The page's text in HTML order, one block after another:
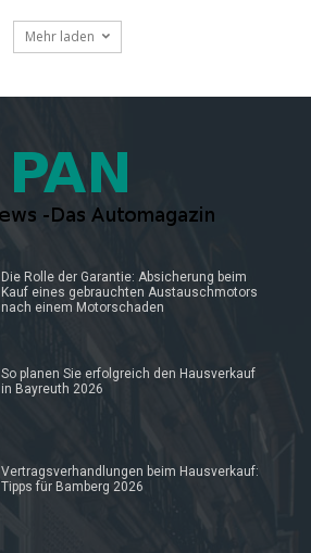
Mehr laden
Die Rolle der Garantie: Absicherung beim
Kauf eines gebrauchten Austauschmotors
nach einem Motorschaden
So planen Sie erfolgreich den Hausverkauf
in Bayreuth 2026
Vertragsverhandlungen beim Hausverkauf:
Tipps für Bamberg 2026